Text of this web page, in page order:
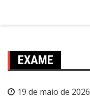
EXAME
19 de maio de 2026